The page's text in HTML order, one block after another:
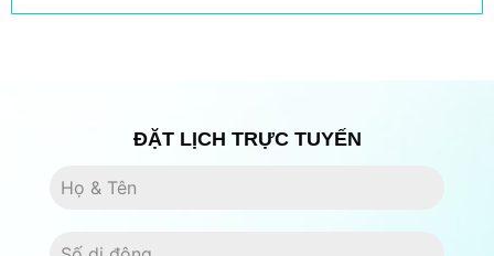
ĐẶT LỊCH TRỰC TUYẾN